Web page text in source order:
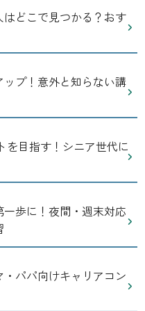
どこで見つかる？おす
プ！意外と知らない講
を目指す！シニア世代に
歩に！夜間・週末対応
パパ向けキャリアコン